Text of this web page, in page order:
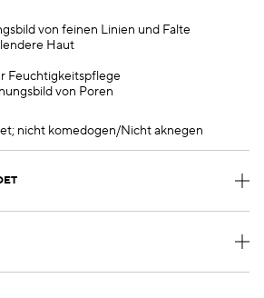
von feinen Linien und Falte
Haut
Feuchtigkeitspflege
von Poren
nicht komedogen/Nicht aknegen